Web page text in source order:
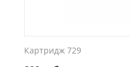
Картридж 729